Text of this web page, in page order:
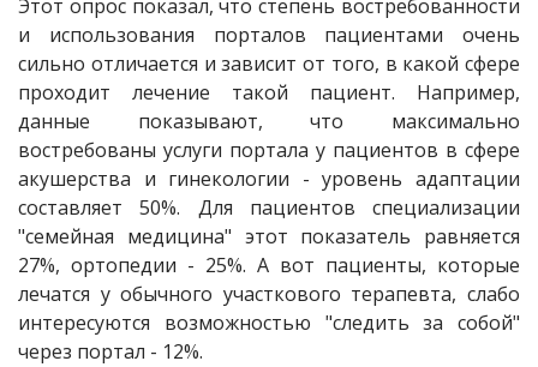
Этот опрос показал, что степень востребованности
и использования порталов пациентами очень
сильно отличается и зависит от того, в какой сфере
проходит лечение такой пациент. Например,
данные показывают, что максимально
востребованы услуги портала у пациентов в сфере
акушерства и гинекологии - уровень адаптации
составляет 50%. Для пациентов специализации
"семейная медицина" этот показатель равняется
27%, ортопедии - 25%. А вот пациенты, которые
лечатся у обычного участкового терапевта, слабо
интересуются возможностью "следить за собой"
через портал - 12%.